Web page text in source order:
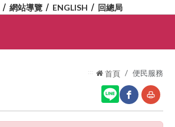
網站導覽 ENGLISH 回總局
::: 首頁 便民服務